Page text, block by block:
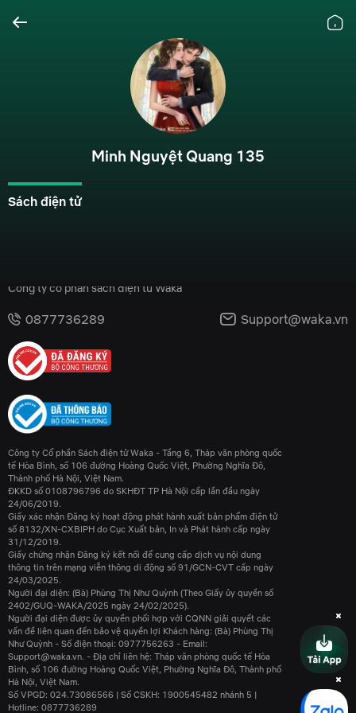
Minh Nguyệt Quang 135
Sách điện tử
Công ty cổ phần sách điện tử Waka
0877736289 Support@waka.vn
Công ty Cổ phần Sách điện tử Waka - Tầng 6, Tháp văn phòng quốc
tế Hòa Bình, số 106 đường Hoàng Quốc Việt, Phường Nghĩa Đô,
Thành phố Hà Nội, Việt Nam.
ĐKKD số 0108796796 do SKHĐT TP Hà Nội cấp lần đầu ngày
24/06/2019.
Giấy xác nhận Đăng ký hoạt động phát hành xuất bản phẩm điện tử
số 8132/XN-CXBIPH do Cục Xuất bản, In và Phát hành cấp ngày
31/12/2019.
Giấy chứng nhận Đăng ký kết nối để cung cấp dịch vụ nội dung
thông tin trên mạng viễn thông di động số 91/GCN-CVT cấp ngày
24/03/2025.
Người đại diện: (Bà) Phùng Thị Như Quỳnh (Theo Giấy ủy quyền số
2402/GUQ-WAKA/2025 ngày 24/02/2025).
Người đại diện được ủy quyền phối hợp với CQNN giải quyết các
vấn đề liên quan đến bảo vệ quyền lợi Khách hàng: (Bà) Phùng Thị
Như Quỳnh - Số điện thoại: 0977756263 - Email:
Support@waka.vn. - Địa chỉ liên hệ: Tháp văn phòng quốc tế Hòa
Bình, số 106 đường Hoàng Quốc Việt, Phường Nghĩa Đô, Thành phố
Hà Nội, Việt Nam.
Số VPGD: 024.73086566 | Số CSKH: 1900545482 nhánh 5 |
Hotline: 0877736289